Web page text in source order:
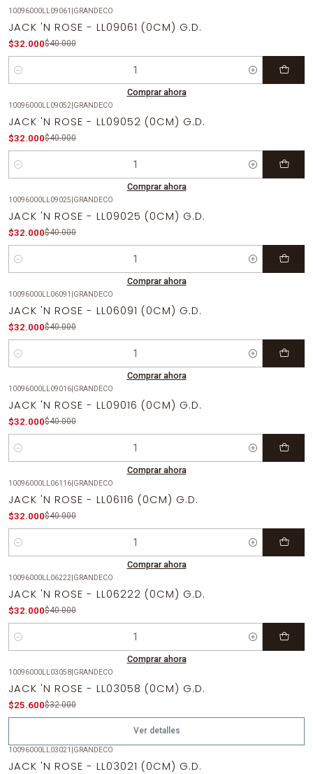
-20%OFF
10096000LL09061 GRANDECO
JACK 'N ROSE - LL09061 (0CM) G.D.
$32.000$40.000
Cantidad
Comprar ahora
-20%OFF
10096000LL09052| GRANDECO
JACK 'N ROSE - LL09052 (0CM) G.D.
$32.000$40.000
Cantidad
Comprar ahora
-20%OFF
10096000LL09025 GRANDECO
JACK 'N ROSE - LL09025 (0CM) G.D.
$32.000$40.000
Cantidad
Comprar ahora
-20%OFF
10096000LL06091 GRANDECO
JACK 'N ROSE - LL06091 (0CM) G.D.
$32.000$40.000
Cantidad
Comprar ahora
-20%OFF
10096000LL09016| GRANDECO
JACK 'N ROSE - LL09016 (0CM) G.D.
$32.000$40.000
Cantidad
Comprar ahora
-20%OFF
10096000LL06116| GRANDECO
JACK 'N ROSE - LL06116 (0CM) G.D.
$32.000$40.000
Cantidad
Comprar ahora
-20%OFF
10096000LL06222| GRANDECO
JACK 'N ROSE - LL06222 (0CM) G.D.
$32.000$40.000
Cantidad
Comprar ahora
-20%OFF
Agotado
10096000LL03058| GRANDECO
JACK 'N ROSE - LL03058 (0CM) G.D.
$25.600$32.000
Ver detalles
-20%OFF
10096000LL03021 GRANDECO
JACK 'N ROSE - LL03021 (0CM) G.D.